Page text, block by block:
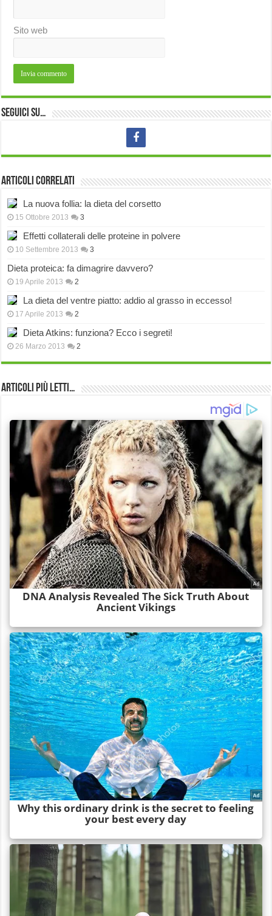
Sito web
Seguici su…
Articoli correlati
La nuova follia: la dieta del corsetto
15 Ottobre 2013 3
Effetti collaterali delle proteine in polvere
10 Settembre 2013 3
Dieta proteica: fa dimagrire davvero?
19 Aprile 2013 2
La dieta del ventre piatto: addio al grasso in eccesso!
17 Aprile 2013 2
Dieta Atkins: funziona? Ecco i segreti!
26 Marzo 2013 2
Articoli più Letti…